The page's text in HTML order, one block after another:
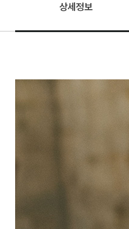
상세정보